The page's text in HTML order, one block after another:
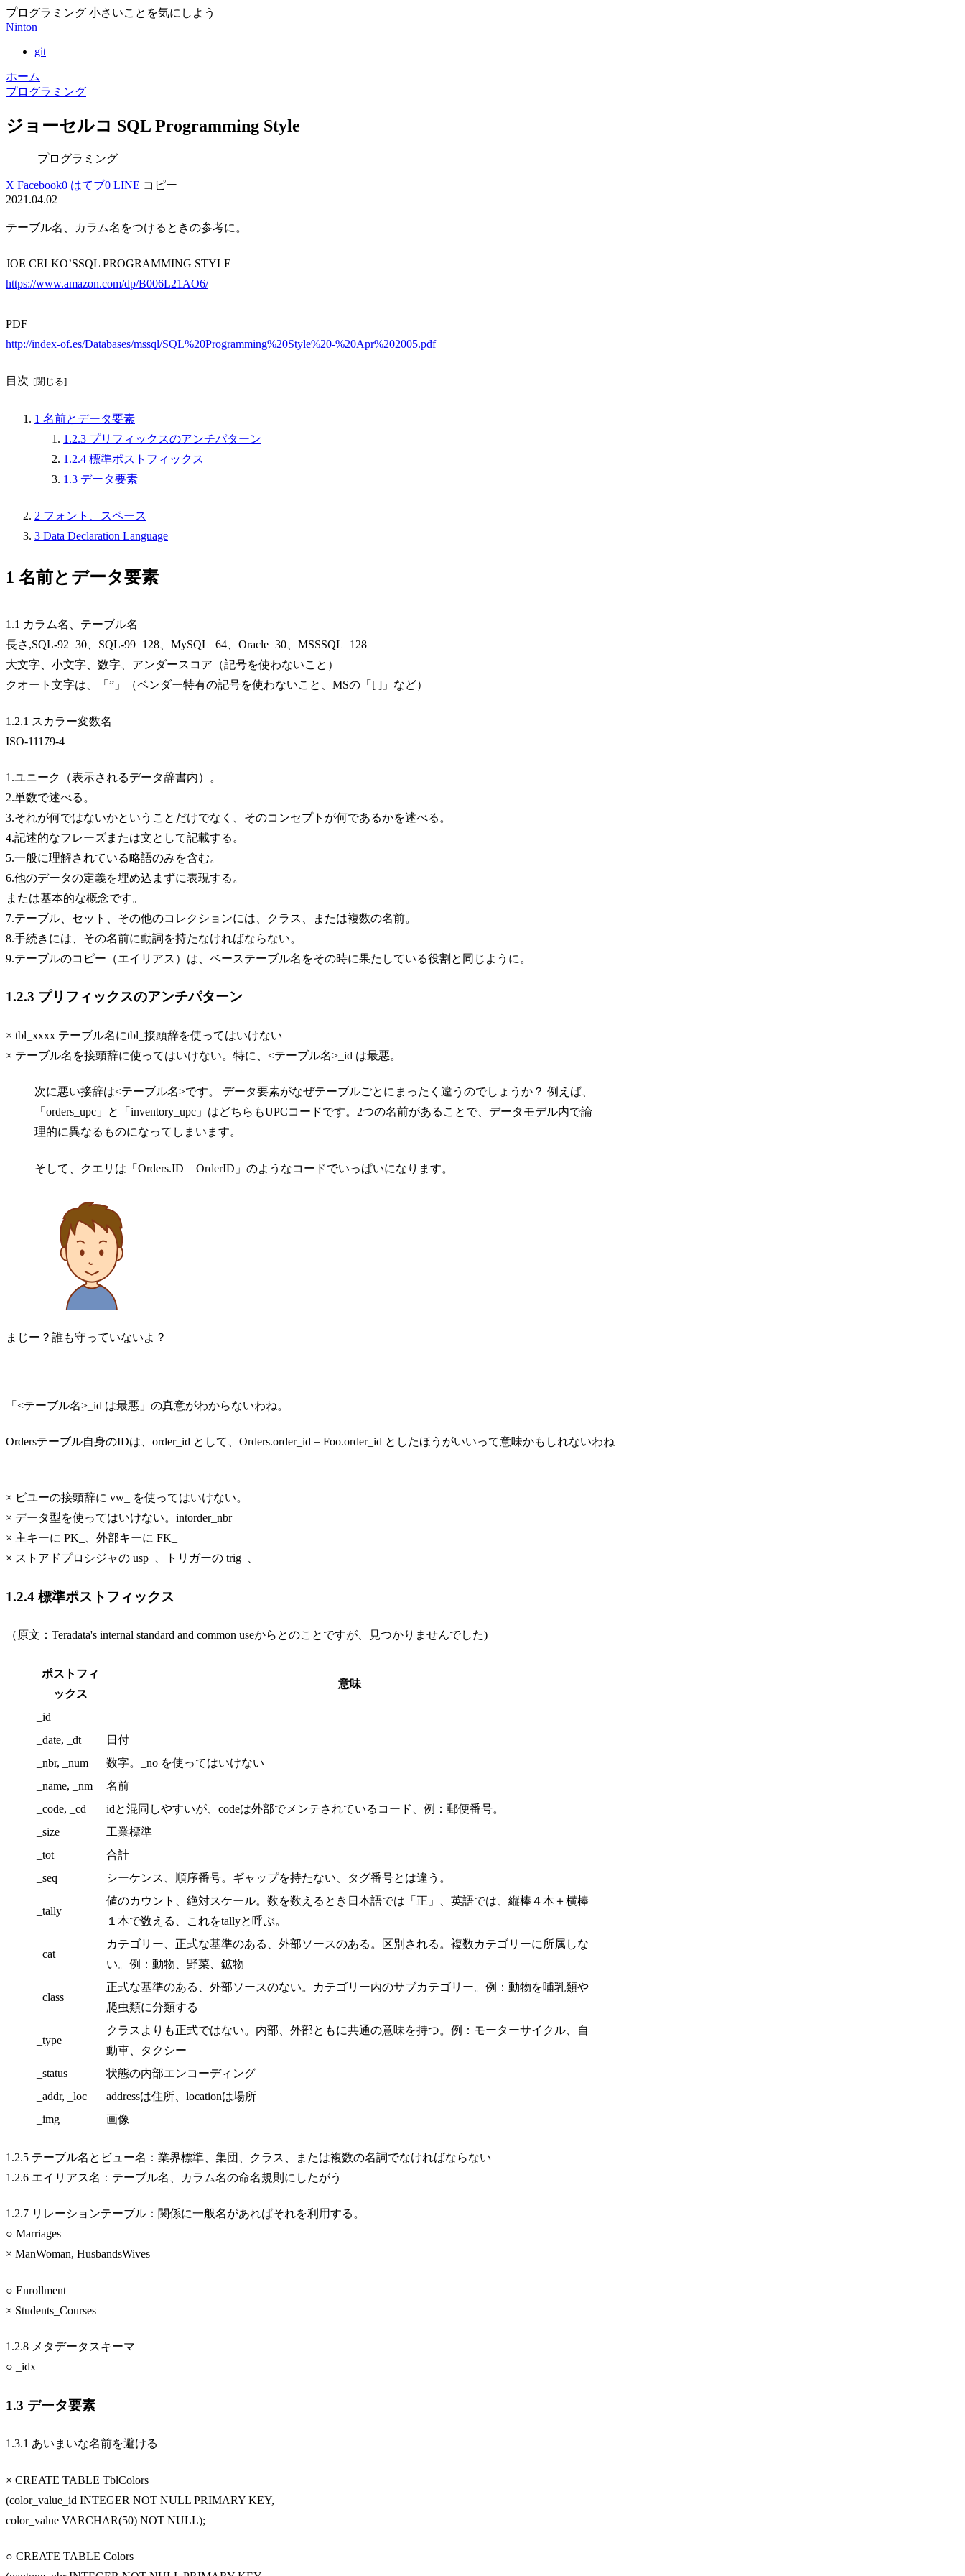
プログラミング 小さいことを気にしよう
Ninton
git
ホーム
プログラミング
ジョーセルコ SQL Programming Style
プログラミング
X Facebook0 はてブ0 LINE コピー
2021.04.02
テーブル名、カラム名をつけるときの参考に。
JOE CELKO’SSQL PROGRAMMING STYLE
https://www.amazon.com/dp/B006L21AO6/
PDF
http://index-of.es/Databases/mssql/SQL%20Programming%20Style%20-%20Apr%202005.pdf
目次
1 名前とデータ要素
1.2.3 プリフィックスのアンチパターン
1.2.4 標準ポストフィックス
1.3 データ要素
2 フォント、スペース
3 Data Declaration Language
1 名前とデータ要素
1.1 カラム名、テーブル名
長さ,SQL-92=30、SQL-99=128、MySQL=64、Oracle=30、MSSSQL=128
大文字、小文字、数字、アンダースコア（記号を使わないこと）
クオート文字は、「”」（ベンダー特有の記号を使わないこと、MSの「[ ]」など）
1.2.1 スカラー変数名
ISO-11179-4
1.ユニーク（表示されるデータ辞書内）。
2.単数で述べる。
3.それが何ではないかということだけでなく、そのコンセプトが何であるかを述べる。
4.記述的なフレーズまたは文として記載する。
5.一般に理解されている略語のみを含む。
6.他のデータの定義を埋め込まずに表現する。
または基本的な概念です。
7.テーブル、セット、その他のコレクションには、クラス、または複数の名前。
8.手続きには、その名前に動詞を持たなければならない。
9.テーブルのコピー（エイリアス）は、ベーステーブル名をその時に果たしている役割と同じように。
1.2.3 プリフィックスのアンチパターン
× tbl_xxxx テーブル名にtbl_接頭辞を使ってはいけない
× テーブル名を接頭辞に使ってはいけない。特に、<テーブル名>_id は最悪。
次に悪い接辞は<テーブル名>です。 データ要素がなぜテーブルごとにまったく違うのでしょうか？ 例えば、
「orders_upc」と「inventory_upc」はどちらもUPCコードです。2つの名前があることで、データモデル内で論
理的に異なるものになってしまいます。
そして、クエリは「Orders.ID = OrderID」のようなコードでいっぱいになります。
まじー？誰も守っていないよ？
「<テーブル名>_id は最悪」の真意がわからないわね。
Ordersテーブル自身のIDは、order_id として、Orders.order_id = Foo.order_id としたほうがいいって意味かもしれないわね
× ビユーの接頭辞に vw_ を使ってはいけない。
× データ型を使ってはいけない。intorder_nbr
× 主キーに PK_、外部キーに FK_
× ストアドプロシジャの usp_、トリガーの trig_、
1.2.4 標準ポストフィックス
（原文：Teradata's internal standard and common useからとのことですが、見つかりませんでした)
ポストフィ
ックス
意味
_id
_date, _dt
日付
_nbr, _num
数字。_no を使ってはいけない
_name, _nm
名前
_code, _cd
idと混同しやすいが、codeは外部でメンテされているコード、例：郵便番号。
_size
工業標準
_tot
合計
_seq
シーケンス、順序番号。ギャップを持たない、タグ番号とは違う。
_tally
値のカウント、絶対スケール。数を数えるとき日本語では「正」、英語では、縦棒４本＋横棒
１本で数える、これをtallyと呼ぶ。
_cat
カテゴリー、正式な基準のある、外部ソースのある。区別される。複数カテゴリーに所属しな
い。例：動物、野菜、鉱物
_class
正式な基準のある、外部ソースのない。カテゴリー内のサブカテゴリー。例：動物を哺乳類や
爬虫類に分類する
_type
クラスよりも正式ではない。内部、外部ともに共通の意味を持つ。例：モーターサイクル、自
動車、タクシー
_status
状態の内部エンコーディング
_addr, _loc
addressは住所、locationは場所
_img
画像
1.2.5 テーブル名とビュー名：業界標準、集団、クラス、または複数の名詞でなければならない
1.2.6 エイリアス名：テーブル名、カラム名の命名規則にしたがう
1.2.7 リレーションテーブル：関係に一般名があればそれを利用する。
○ Marriages
× ManWoman, HusbandsWives
○ Enrollment
× Students_Courses
1.2.8 メタデータスキーマ
○ _idx
1.3 データ要素
1.3.1 あいまいな名前を避ける
× CREATE TABLE TblColors
(color_value_id INTEGER NOT NULL PRIMARY KEY,
color_value VARCHAR(50) NOT NULL);
○ CREATE TABLE Colors